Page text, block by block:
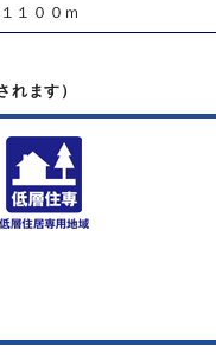
１００ｍ
れます）